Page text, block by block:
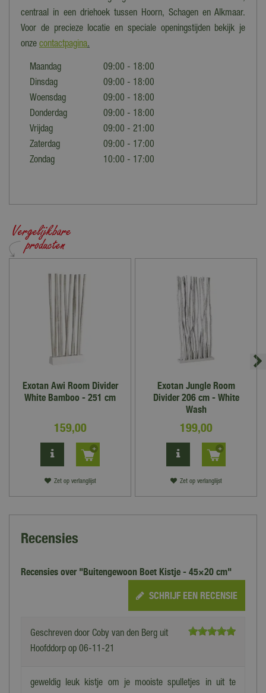
centraal in een driehoek tussen Hoorn, Schagen en Alkmaar.
Voor de precieze locatie en speciale openingstijden bekijk je
onze contactpagina.
Maandag
09:00 - 18:00
Dinsdag
09:00 - 18:00
Woensdag
09:00 - 18:00
Donderdag
09:00 - 18:00
Vrijdag
09:00 - 21:00
Zaterdag
09:00 - 17:00
Zondag
10:00 - 17:00
Exotan Awi Room Divider
White Bamboo - 251 cm
159,00
Zet op verlanglijst
Exotan Jungle Room
Divider 206 cm - White
Wash
199,00
Zet op verlanglijst
Recensies
Recensies over "Buitengewoon Boet Kistje - 45×20 cm"
SCHRIJF EEN RECENSIE
Geschreven door Coby van den Berg uit
Hoofddorp op 06-11-21
geweldig leuk kistje om je mooiste spulletjes in uit te